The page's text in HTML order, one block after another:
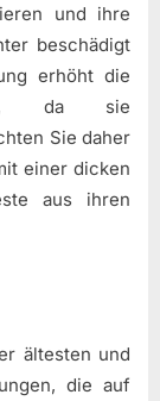
und ihre
beschädigt
erhöht die
da sie
Sie daher
einer dicken
aus ihren
ältesten und
die auf